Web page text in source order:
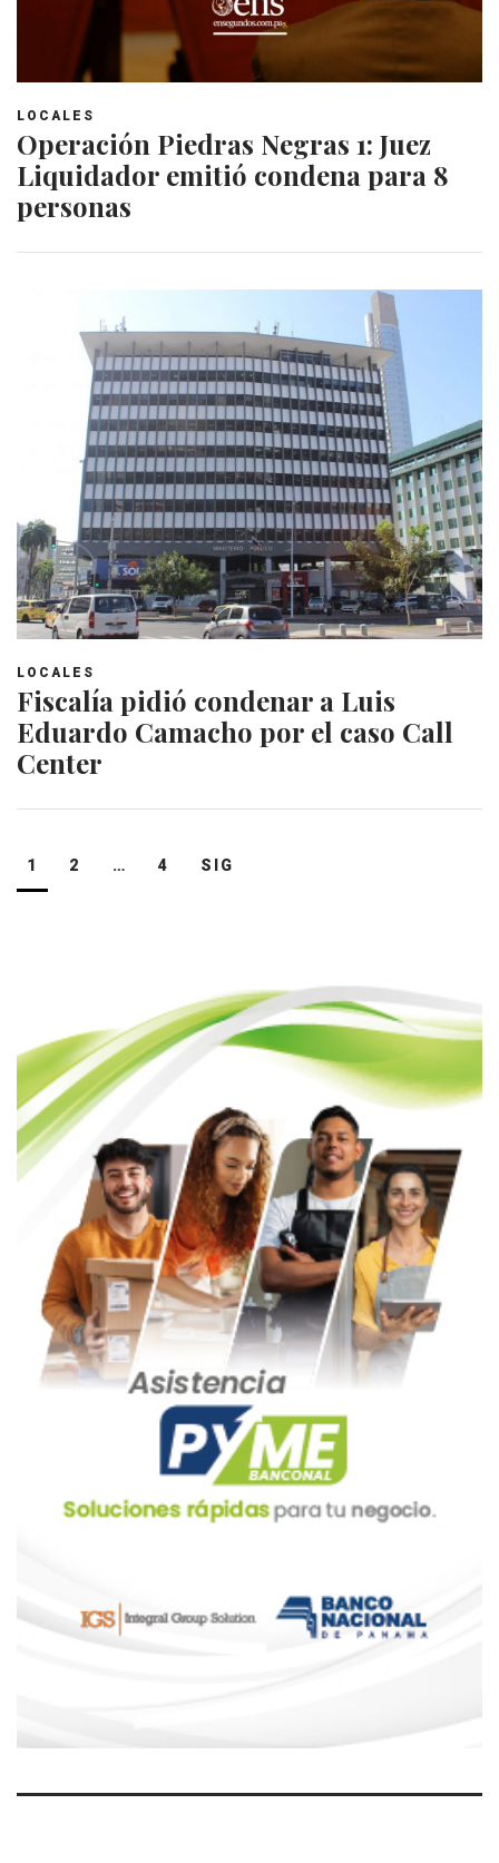
LOCALES
Operación Piedras Negras 1: Juez
Liquidador emitió condena para 8
personas
LOCALES
Fiscalía pidió condenar a Luis
Eduardo Camacho por el caso Call
Center
Navegación
de
1 2 … 4 SIG